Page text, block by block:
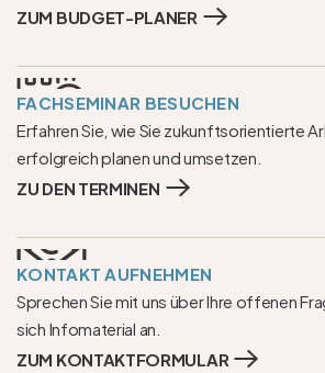
ZUM BUDGET-PLANER
FACHSEMINAR BESUCHEN
Erfahren Sie, wie Sie zukunftsorientierte
erfolgreich planen und umsetzen.
ZU DEN TERMINEN
KONTAKT AUFNEHMEN
Sprechen Sie mit uns über Ihre offenen
sich Infomaterial an.
ZUM KONTAKTFORMULAR